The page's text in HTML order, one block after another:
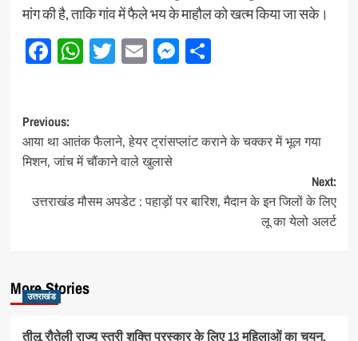
मांग की है, ताकि गांव में फैले भय के माहौल को खत्म किया जा सके।
Facebook
WhatsApp
Twitter
EmailMessenger
Share
Post
navigation
Previous:
आया था आतंक फैलाने, हेयर ट्रांसप्लांट कराने के चक्कर में भूल गया
मिशन, जांच में चौंकाने वाले खुलासे
Next:
उत्तराखंड मौसम अपडेट : पहाड़ों पर बारिश, मैदान के इन जिलों के लिए
लू का येलो अलर्ट
More Stories
उत्तराखंड
तीलू रौतेली राज्य स्त्री शक्ति पुरस्कार के लिए 13 महिलाओं का चयन,